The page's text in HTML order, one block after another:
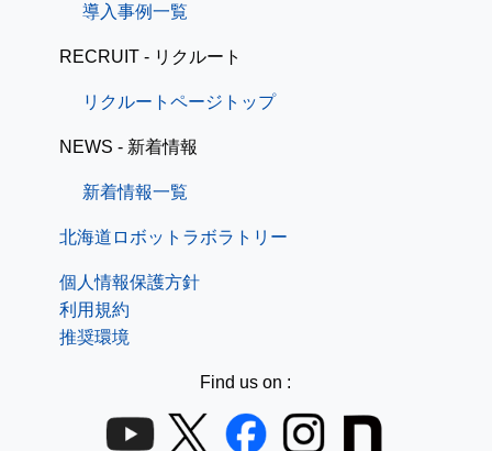
導入事例一覧
RECRUIT - リクルート
リクルートページトップ
NEWS - 新着情報
新着情報一覧
北海道ロボットラボラトリー
個人情報保護方針
利用規約
推奨環境
Find us on :